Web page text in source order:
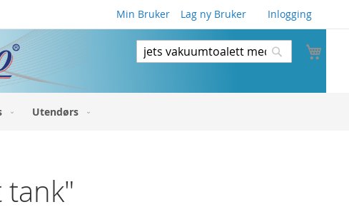
Min Bruker Inlogging
Lag ny Bruker
Søk
Utendørs